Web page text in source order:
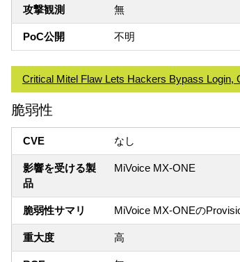
攻撃観測 無
PoC公開 不明
Critical Mitel Flaw Lets Hackers Bypass
脆弱性
CVE なし
影響を受ける製
品
MiVoice MX-ONE
脆弱性サマリ MiVoice MX-ONEの
重大度 高